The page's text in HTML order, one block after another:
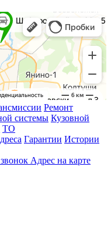
Ремонт
системы Кузовной
ТО
Гарантии Истории
Адрес на карте